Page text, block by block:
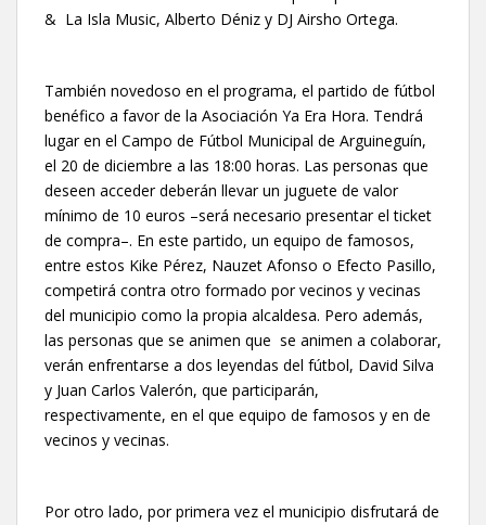
& La Isla Music, Alberto Déniz y DJ Airsho Ortega.
También novedoso en el programa, el partido de fútbol
benéfico a favor de la Asociación Ya Era Hora. Tendrá
lugar en el Campo de Fútbol Municipal de Arguineguín,
el 20 de diciembre a las 18:00 horas. Las personas que
deseen acceder deberán llevar un juguete de valor
mínimo de 10 euros –será necesario presentar el ticket
de compra–. En este partido, un equipo de famosos,
entre estos Kike Pérez, Nauzet Afonso o Efecto Pasillo,
competirá contra otro formado por vecinos y vecinas
del municipio como la propia alcaldesa. Pero además,
las personas que se animen que se animen a colaborar,
verán enfrentarse a dos leyendas del fútbol, David Silva
y Juan Carlos Valerón, que participarán,
respectivamente, en el que equipo de famosos y en de
vecinos y vecinas.
Por otro lado, por primera vez el municipio disfrutará de